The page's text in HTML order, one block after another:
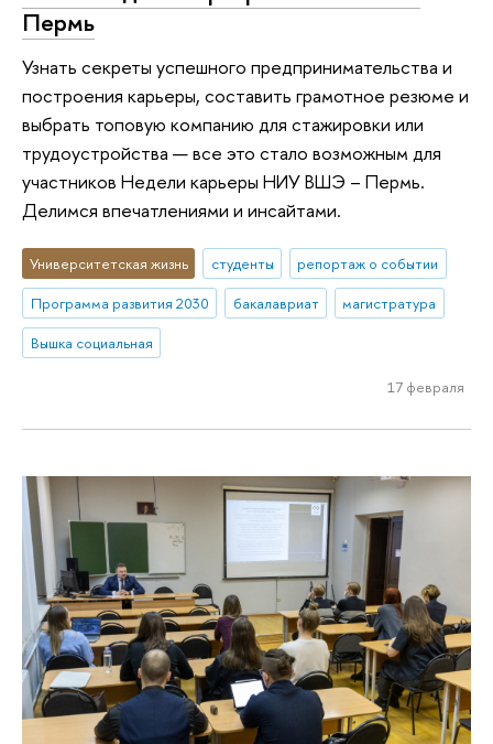
Пермь
Узнать секреты успешного предпринимательства и
построения карьеры, составить грамотное резюме и
выбрать топовую компанию для стажировки или
трудоустройства — все это стало возможным для
участников Недели карьеры НИУ ВШЭ – Пермь.
Делимся впечатлениями и инсайтами.
Университетская жизнь студенты
репортаж о событии
Программа развития 2030
бакалавриат
магистратура
Вышка социальная
17 февраля